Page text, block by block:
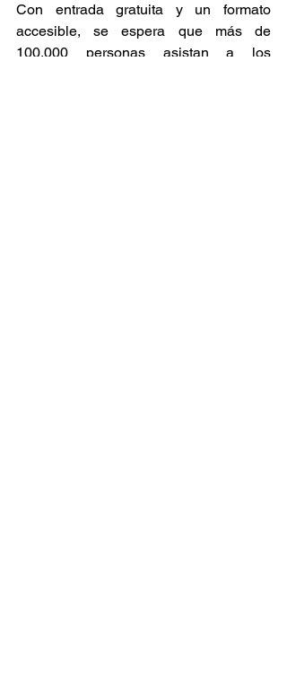
Con entrada gratuita y un formato
accesible, se espera que más de
100,000 personas asistan a los